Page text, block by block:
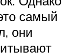
самый
они